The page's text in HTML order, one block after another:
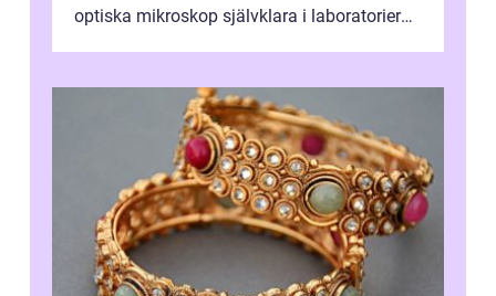
optiska mikroskop självklara i laboratorier